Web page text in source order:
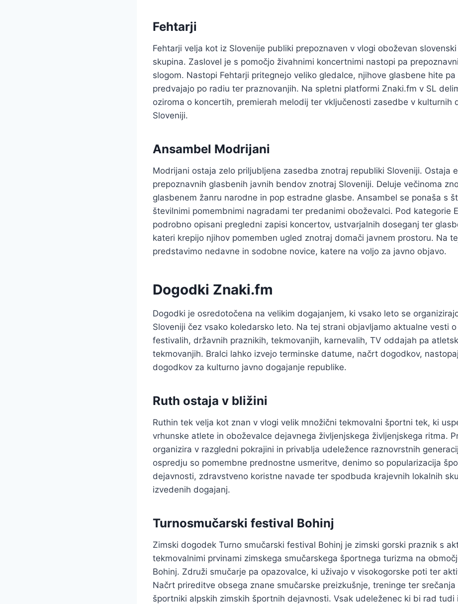
Fehtarji
Fehtarji velja kot iz Slovenije publiki prepoznaven v vlogi oboževan
skupina. Zaslovel je s pomočjo živahnimi koncertnimi nastopi pa
slogom. Nastopi Fehtarji pritegnejo veliko gledalce, njihove glasbene hite
predvajajo po radiu ter praznovanjih. Na spletni platformi Znaki.fm v SL
oziroma o koncertih, premierah melodij ter vključenosti zasedbe v kulturnih
Sloveniji.
Ansambel Modrijani
Modrijani ostaja zelo priljubljena zasedba znotraj republiki Sloveniji. Ostaja
prepoznavnih glasbenih javnih bendov znotraj Sloveniji. Deluje večinoma
glasbenem žanru narodne in pop estradne glasbe. Ansambel se ponaša s
številnimi pomembnimi nagradami ter predanimi oboževalci. Pod kategorie
podrobno opisani pregledni zapisi koncertov, ustvarjalnih doseganj ter
kateri krepijo njihov pomemben ugled znotraj domači javnem prostoru. Na
predstavimo nedavne in sodobne novice, katere na voljo za javno objavo.
Dogodki Znaki.fm
Dogodki je osredotočena na velikim dogajanjem, ki vsako leto se
Sloveniji čez vsako koledarsko leto. Na tej strani objavljamo aktualne vesti
festivalih, državnih praznikih, tekmovanjih, karnevalih, TV oddajah pa
tekmovanjih. Bralci lahko izvejo terminske datume, načrt dogodkov,
dogodkov za kulturno javno dogajanje republike.
Ruth ostaja v bližini
Ruthin tek velja kot znan v vlogi velik množični tekmovalni športni tek, ki
vrhunske atlete in oboževalce dejavnega življenjskega življenjskega ritma.
organizira v razgledni pokrajini in privablja udeležence raznovrstnih
ospredju so pomembne prednostne usmeritve, denimo so popularizacija
dejavnosti, zdravstveno koristne navade ter spodbuda krajevnih lokalnih
izvedenih dogajanj.
Turnosmučarski festival Bohinj
Zimski dogodek Turno smučarski festival Bohinj je zimski gorski praznik s
tekmovalnimi prvinami zimskega smučarskega športnega turizma na
Bohinj. Združi smučarje pa opazovalce, ki uživajo v visokogorske poti ter
Načrt prireditve obsega znane smučarske preizkušnje, treninge ter srečanja
športniki alpskih zimskih športnih dejavnosti. Vsak udeleženec ki bi rad tudi